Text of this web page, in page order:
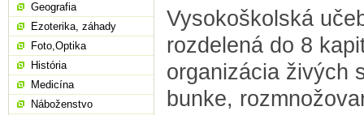
Vysokoškolská
rozdelená do 8
organizácia živých
bunke,
Geografia
Ezoterika, záhady
Foto,Optika
História
Medicína
Náboženstvo